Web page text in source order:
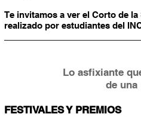
Te invitamos a ver el Corto de la
realizado por estudiantes del
Lo asfixiante
de una
FESTIVALES Y PREMIOS